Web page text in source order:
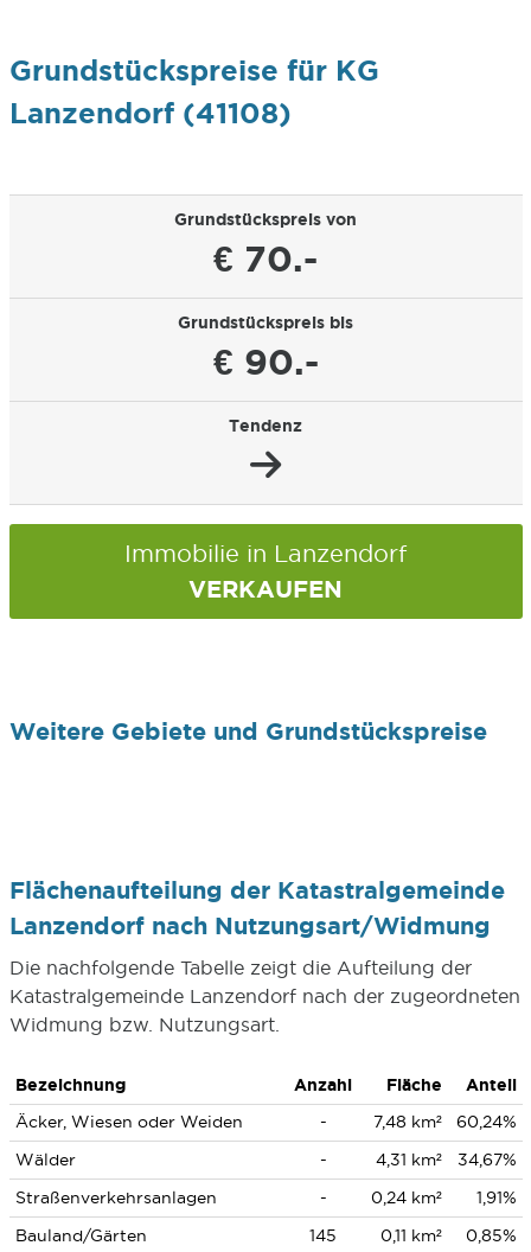
Grundstückspreise für KG
Lanzendorf (41108)
Grundstückspreis von
€ 70.-
Grundstückspreis bis
€ 90.-
Tendenz
Immobilie in Lanzendorf
VERKAUFEN
Weitere Gebiete und Grundstückspreise
Flächenaufteilung der Katastralgemeinde
Lanzendorf nach Nutzungsart/Widmung
Die nachfolgende Tabelle zeigt die Aufteilung der
Katastralgemeinde Lanzendorf nach der zugeordneten
Widmung bzw. Nutzungsart.
Bezeichnung Anzahl Fläche
Anteil
Äcker, Wiesen oder Weiden
- 7,48 km²
60,24%
Wälder
- 4,31 km²
34,67%
Straßenverkehrsanlagen
- 0,24 km²
1,91%
Bauland/Gärten
145 0,11 km² 0,85%